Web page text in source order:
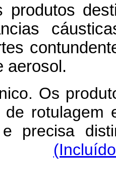
produtos
aerosol.
Os
de
precisa